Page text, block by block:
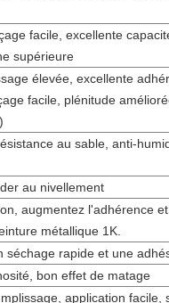
facile, excellente
supérieure
élevée, excellente
facile, plénitude
au sable, anti-
au nivellement
augmentez l'adhérence
métallique 1K.
séchage rapide et une
bon effet de matage
application facile,